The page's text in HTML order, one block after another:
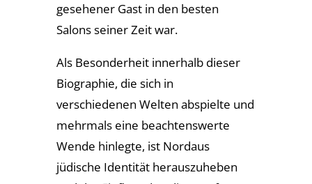
gesehener Gast in den besten
Salons seiner Zeit war.
Als Besonderheit innerhalb dieser
Biographie, die sich in
verschiedenen Welten abspielte und
mehrmals eine beachtenswerte
Wende hinlegte, ist Nordaus
jüdische Identität herauszuheben